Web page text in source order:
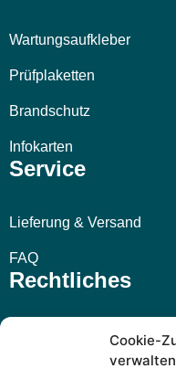
Cookie-
verwalten
Wartungsaufkleber
Prüfplaketten
Brandschutz
Infokarten
Service
Lieferung & Versand
FAQ
Rechtliches